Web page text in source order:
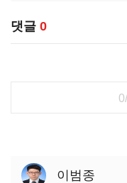
댓글 0
이범종